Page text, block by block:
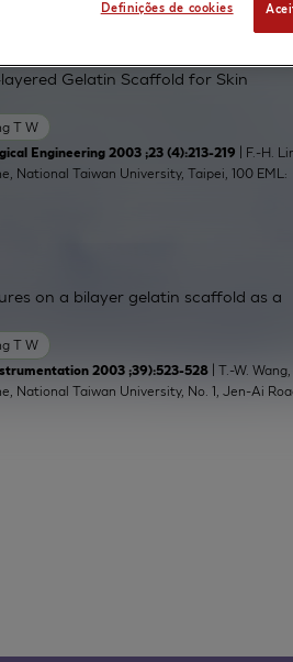
T W
Gelatin Scaffold for Skin
Engineering 2003 ;23 (4):213-219
| F.-H.
National Taiwan University, Taipei, 100 EML:
T W
on a bilayer gelatin scaffold as a
2003 ;39):523-528
| T.-W. Wang,
National Taiwan University, No. 1, Jen-Ai
Definições de cookies